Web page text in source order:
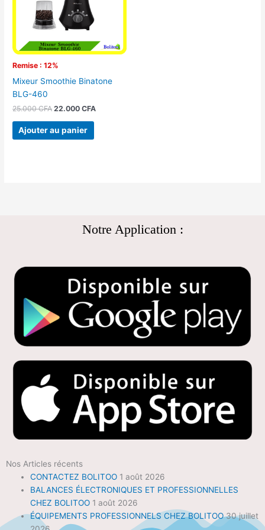
Remise : 12%
Mixeur Smoothie Binatone
BLG-460
25.000CFA 22.000CFA
Ajouter au panier
Notre Application :
Nos Articles récents
CONTACTEZ BOLITOO 1 août 2026
BALANCES ÉLECTRONIQUES ET PROFESSIONNELLES
CHEZ BOLITOO 1 août 2026
ÉQUIPEMENTS PROFESSIONNELS CHEZ BOLITOO 30 juillet